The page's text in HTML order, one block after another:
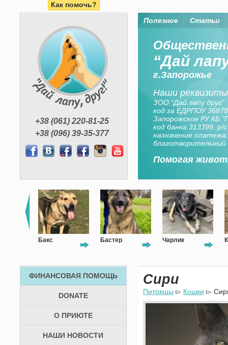
Как помочь?
+38 (061) 220-81-25
+38 (096) 39-35-377
Полезное Статьи
“Дай
г.Запорожье
Наши
ЗОО “Дай лапу друг”
код за ЕДРПОУ
Запорожское РУ КБ
код банка 313399, р/
назначение платежа:
благотворительный
Помогая
Бакс Бастер Чарлик
ФИНАНСОВАЯ ПОМОЩЬ
DONATE
О ПРИЮТЕ
НАШИ НОВОСТИ
Сири
Питомцы ▻ Кошки ▻